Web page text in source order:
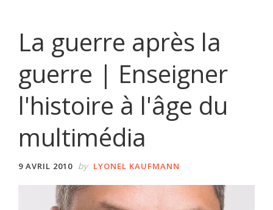
La guerre après la
guerre | Enseigner
l'histoire à l'âge du
multimédia
9 AVRIL 2010 by LYONEL KAUFMANN